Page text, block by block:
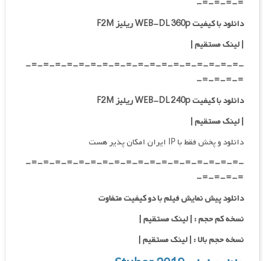
=-=-=-=-
دانلود با کیفیت WEB-DL 360p ریلیز F2M
| لینک مستقیم|
-=-=-=-=-=-=-=-=-=-=-=-=-=-=-=-=-=-=-
=-=-=-=-
دانلود با کیفیت WEB-DL 240p ریلیز F2M
| لینک مستقیم|
دانلود و پخش فقط با IP ایران امکان پذیر هست
-=-=-=-=-=-=-=-=-=-=-=-=-=-=-=-=-=-=-
=-=-=-=-
دانلود پیش نمایش فیلم با دو کیفیت متفاوت
نسخه کم حجم : | لینک مستقیم |
نسخه حجم بالا : | لینک مستقیم |